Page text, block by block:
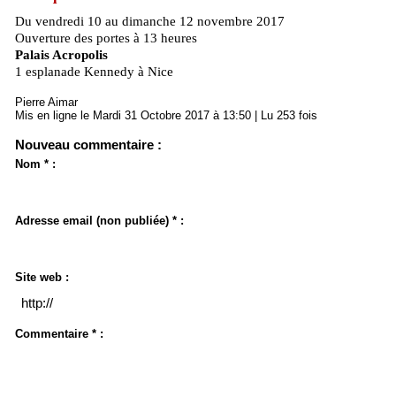
Du vendredi 10 au dimanche 12 novembre 2017
Ouverture des portes à 13 heures
Palais Acropolis
1 esplanade Kennedy à Nice
Pierre Aimar
Mis en ligne le Mardi 31 Octobre 2017 à 13:50 | Lu 253 fois
Nouveau commentaire :
Nom * :
Adresse email (non publiée) * :
Site web :
Commentaire * :